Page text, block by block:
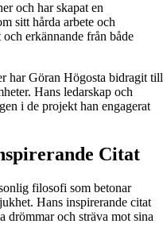
och har skapat en
sitt hårda arbete och
erkännande från både
har Göran Högosta bidragit till
Hans ledarskap och
i de projekt han engagerat
Citat
filosofi som betonar
Hans inspirerande citat
drömmar och sträva mot sina